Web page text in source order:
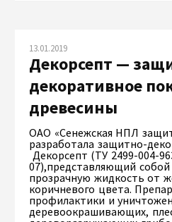
13.01.2019
Декорсепт —
декоративное
древесины
ОАО «Сенежская НПЛ
разработала защитно-
Декорсепт (ТУ 2499-004-
07),представляющий собой
прозрачную жидкость от
коричневого цвета.
профилактики и
деревоокрашивающих,